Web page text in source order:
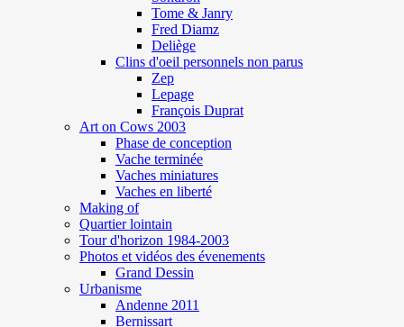
Tome & Janry
Fred Diamz
Deliège
Clins d'oeil personnels non parus
Zep
Lepage
François Duprat
Art on Cows 2003
Phase de conception
Vache terminée
Vaches miniatures
Vaches en liberté
Making of
Quartier lointain
Tour d'horizon 1984-2003
Photos et vidéos des évenements
Grand Dessin
Urbanisme
Andenne 2011
Bernissart